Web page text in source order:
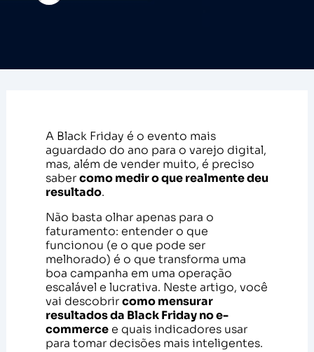
A Black Friday é o evento mais
aguardado do ano para o varejo digital,
mas, além de vender muito, é preciso
sabercomo medir o que realmente deu
resultado.
Não basta olhar apenas para o
faturamento: entender o que
funcionou (e o que pode ser
melhorado) é o que transforma uma
boa campanha em uma operação
escalável e lucrativa. Neste artigo, você
vai descobrircomo mensurar
resultados da Black Friday no e-
commercee quais indicadores usar
para tomar decisões mais inteligentes.